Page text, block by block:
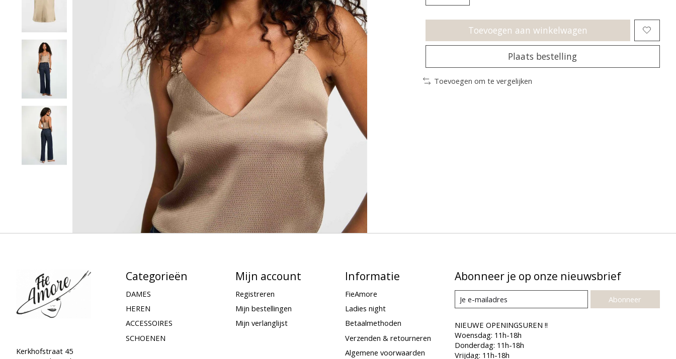
Toevoegen aan winkelwagen
Plaats bestelling
Toevoegen om te vergelijken
Kerkhofstraat 45
Categorieën
DAMES
HEREN
ACCESSOIRES
SCHOENEN
Mijn account
Registreren
Mijn bestellingen
Mijn verlanglijst
Informatie
FieAmore
Ladies night
Betaalmethoden
Verzenden & retourneren
Algemene voorwaarden
Abonneer je op onze nieuwsbrief
Abonneer
NIEUWE OPENINGSUREN !!
Woensdag: 11h-18h
Donderdag: 11h-18h
Vrijdag: 11h-18h